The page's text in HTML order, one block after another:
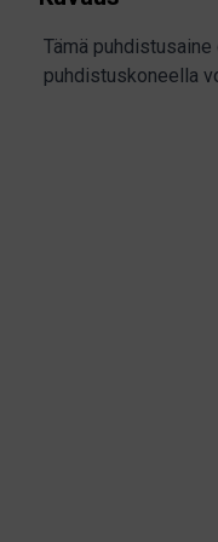
Tämä
puhdistuskoneella